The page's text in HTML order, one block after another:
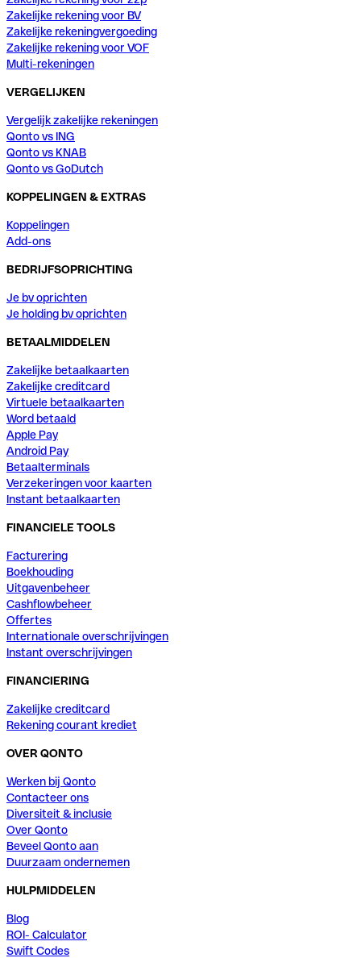
Zakelijke rekening voor BV
Zakelijke rekeningvergoeding
Zakelijke rekening voor VOF
Multi-rekeningen
VERGELIJKEN
Vergelijk zakelijke rekeningen
Qonto vs ING
Qonto vs KNAB
Qonto vs GoDutch
KOPPELINGEN & EXTRAS
Koppelingen
Add-ons
BEDRIJFSOPRICHTING
Je bv oprichten
Je holding bv oprichten
BETAALMIDDELEN
Zakelijke betaalkaarten
Zakelijke creditcard
Virtuele betaalkaarten
Word betaald
Apple Pay
Android Pay
Betaalterminals
Verzekeringen voor kaarten
Instant betaalkaarten
FINANCIELE TOOLS
Facturering
Boekhouding
Uitgavenbeheer
Cashflowbeheer
Offertes
Internationale overschrijvingen
Instant overschrijvingen
FINANCIERING
Zakelijke creditcard
Rekening courant krediet
OVER QONTO
Werken bij Qonto
Contacteer ons
Diversiteit & inclusie
Over Qonto
Beveel Qonto aan
Duurzaam ondernemen
HULPMIDDELEN
Blog
ROI- Calculator
Swift Codes